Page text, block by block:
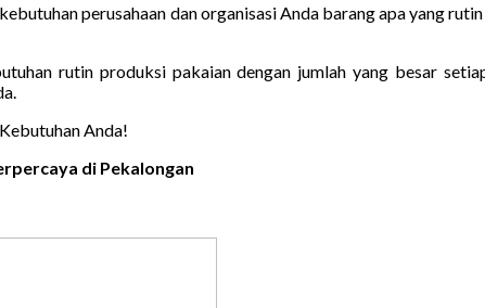
perusahaan dan organisasi Anda barang apa yang
rutin produksi pakaian dengan jumlah yang besar
Anda!
di Pekalongan